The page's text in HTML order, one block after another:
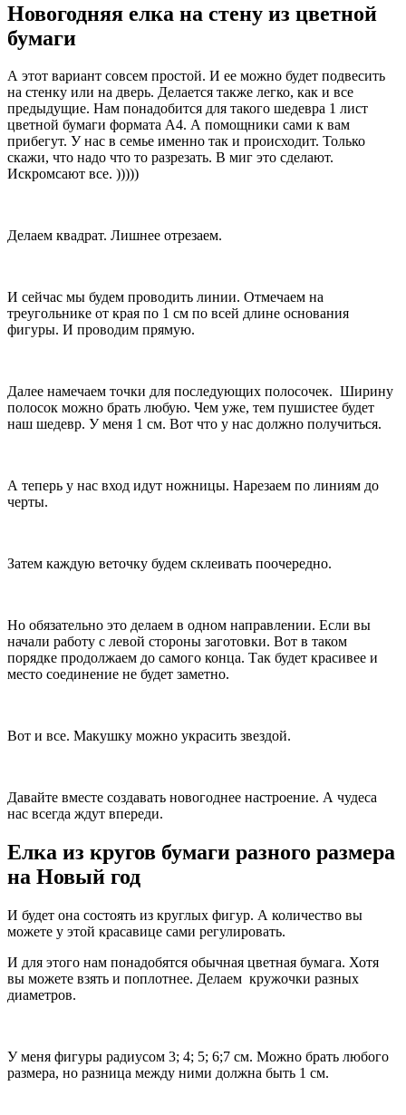
Новогодняя елка на стену из цветной
бумаги
А этот вариант совсем простой. И ее можно будет подвесить
на стенку или на дверь. Делается также легко, как и все
предыдущие. Нам понадобится для такого шедевра 1 лист
цветной бумаги формата А4. А помощники сами к вам
прибегут. У нас в семье именно так и происходит. Только
скажи, что надо что то разрезать. В миг это сделают.
Искромсают все. )))))
Делаем квадрат. Лишнее отрезаем.
И сейчас мы будем проводить линии. Отмечаем на
треугольнике от края по 1 см по всей длине основания
фигуры. И проводим прямую.
Далее намечаем точки для последующих полосочек. Ширину
полосок можно брать любую. Чем уже, тем пушистее будет
наш шедевр. У меня 1 см. Вот что у нас должно получиться.
А теперь у нас вход идут ножницы. Нарезаем по линиям до
черты.
Затем каждую веточку будем склеивать поочередно.
Но обязательно это делаем в одном направлении. Если вы
начали работу с левой стороны заготовки. Вот в таком
порядке продолжаем до самого конца. Так будет красивее и
место соединение не будет заметно.
Вот и все. Макушку можно украсить звездой.
Давайте вместе создавать новогоднее настроение. А чудеса
нас всегда ждут впереди.
Елка из кругов бумаги разного размера
на Новый год
И будет она состоять из круглых фигур. А количество вы
можете у этой красавице сами регулировать.
И для этого нам понадобятся обычная цветная бумага. Хотя
вы можете взять и поплотнее. Делаем кружочки разных
диаметров.
У меня фигуры радиусом 3; 4; 5; 6;7 см. Можно брать любого
размера, но разница между ними должна быть 1 см.